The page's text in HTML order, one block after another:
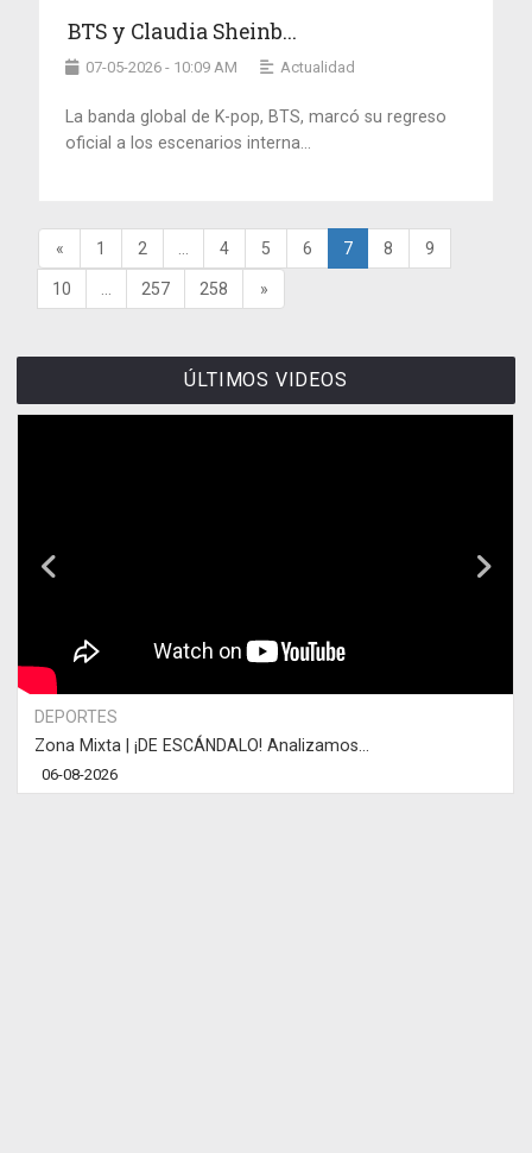
BTS y Claudia Sheinb...
07-05-2026 - 10:09 AM Actualidad
La banda global de K-pop, BTS, marcó su regreso
oficial a los escenarios interna...
« 1 2 4 5 6 7 8 9
10 257 258 »
ÚLTIMOS VIDEOS
DEPORTES
Zona Mixta | ¡DE ESCÁNDALO! Analizamos...
06-08-2026